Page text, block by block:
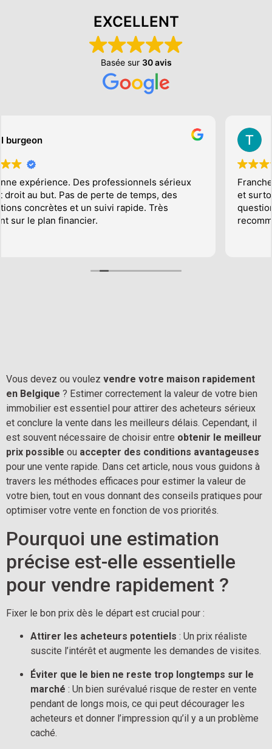
EXCELLENT
Basée sur 30 avis
Franchement au top ! Une équipe dynamique, rapide
et surtout toujours disponible pour répondre aux
questions. Ça change des agences classiques. Je
recommande à 100 %.
Vous devez ou voulez vendre votre maison rapidement
en Belgique ? Estimer correctement la valeur de votre bien
immobilier est essentiel pour attirer des acheteurs sérieux
et conclure la vente dans les meilleurs délais. Cependant, il
est souvent nécessaire de choisir entre obtenir le meilleur
prix possible ou accepter des conditions avantageuses
pour une vente rapide. Dans cet article, nous vous guidons à
travers les méthodes efficaces pour estimer la valeur de
votre bien, tout en vous donnant des conseils pratiques pour
optimiser votre vente en fonction de vos priorités.
Pourquoi une estimation
précise est-elle essentielle
pour vendre rapidement ?
Fixer le bon prix dès le départ est crucial pour :
Attirer les acheteurs potentiels : Un prix réaliste
suscite l’intérêt et augmente les demandes de visites.
Éviter que le bien ne reste trop longtemps sur le
marché : Un bien surévalué risque de rester en vente
pendant de longs mois, ce qui peut décourager les
acheteurs et donner l’impression qu’il y a un problème
caché.